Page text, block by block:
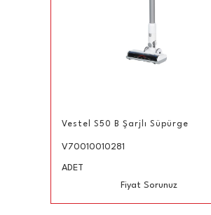
Vestel S50 B Şarjlı Süpürge
V70010010281
ADET
Fiyat Sorunuz